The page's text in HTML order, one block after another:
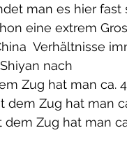
man es hier fast
eine extrem
Verhältnisse
nach
Zug hat man ca.
dem Zug hat man
dem Zug hat man